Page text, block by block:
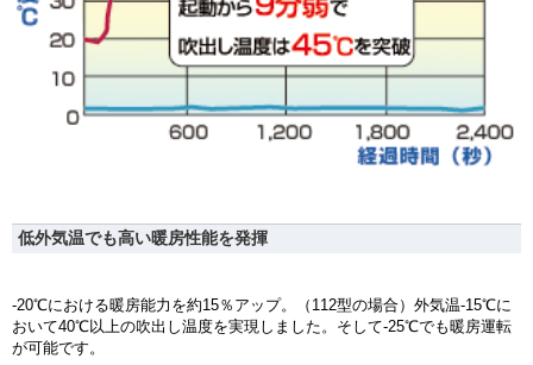
低外気温でも高い暖房性能を発揮
-20℃における暖房能力を約15％アップ。（112型の場合）外気温-15℃に
おいて40℃以上の吹出し温度を実現しました。そして-25℃でも暖房運転
が可能です。